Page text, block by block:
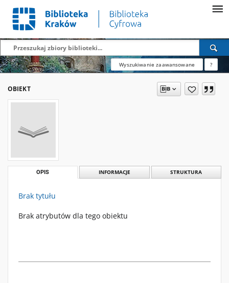
Wyszukiwanie zaawansowane ?
OBIEKT
OPIS INFORMACJE STRUKTURA
Brak tytułu
Brak atrybutów dla tego obiektu